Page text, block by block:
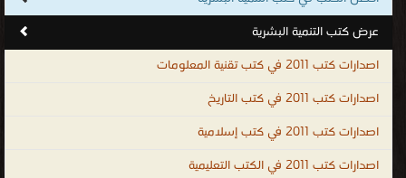
فى العالم ، أفضل الكتب للتنمية البشــرية ، مقالات تنمية بشرية ، موارد
تنمية بشرية ، صندوق التنمية البشرية ، كتب تنمية بشرية اجنبية ، كتب
تنمية بشرية اجنبية مترجمة ، كتاب تطوير الذات والشخصية والنجاح
واتخاذ القرارات PDF ، كتب تطوير الذات وبناء الشخصية ، كتب تنمية
kutub ، التنمية البشرية
عرض كتب التنمية البشرية
اصدارات كتب 2011 في كتب تقنية المعلومات
اصدارات كتب 2011 في كتب التاريخ
اصدارات كتب 2011 في كتب إسلامية
اصدارات كتب 2011 في الكتب التعليمية